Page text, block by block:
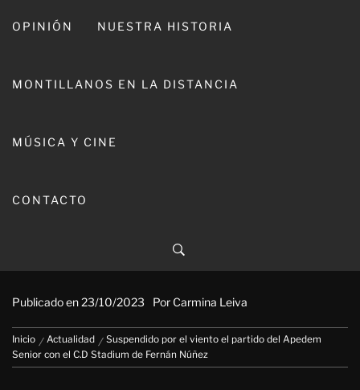
OPINIÓN NUESTRA HISTORIA
MONTILLANOS EN LA DISTANCIA
MÚSICA Y CINE
CONTACTO
Suspendido por el viento el
el C.D Stadium de Fernán Núñez
Publicado en23/10/2023 Por Carmina Leiva
Inicio Actualidad
Suspendido por el viento el partido del Apedem
Senior con el C.D Stadium de Fernán Núñez